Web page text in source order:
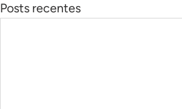
Posts recentes